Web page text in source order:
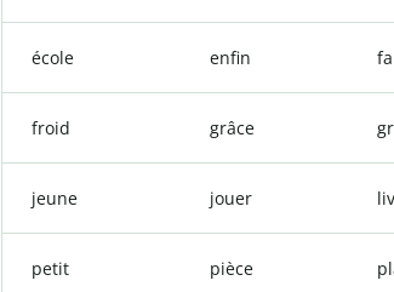
école enfin
froid grâce
jeune jouer
petit pièce